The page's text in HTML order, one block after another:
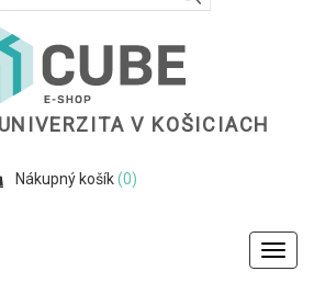
V KOŠICIACH
Nákupný košík(0)